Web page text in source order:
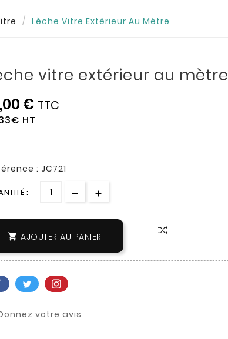
Lèche Vitre Extérieur Au Mètre
vitre extérieur au mètre
€ TTC
HT
: JC721
:
 AJOUTER AU PANIER
votre avis